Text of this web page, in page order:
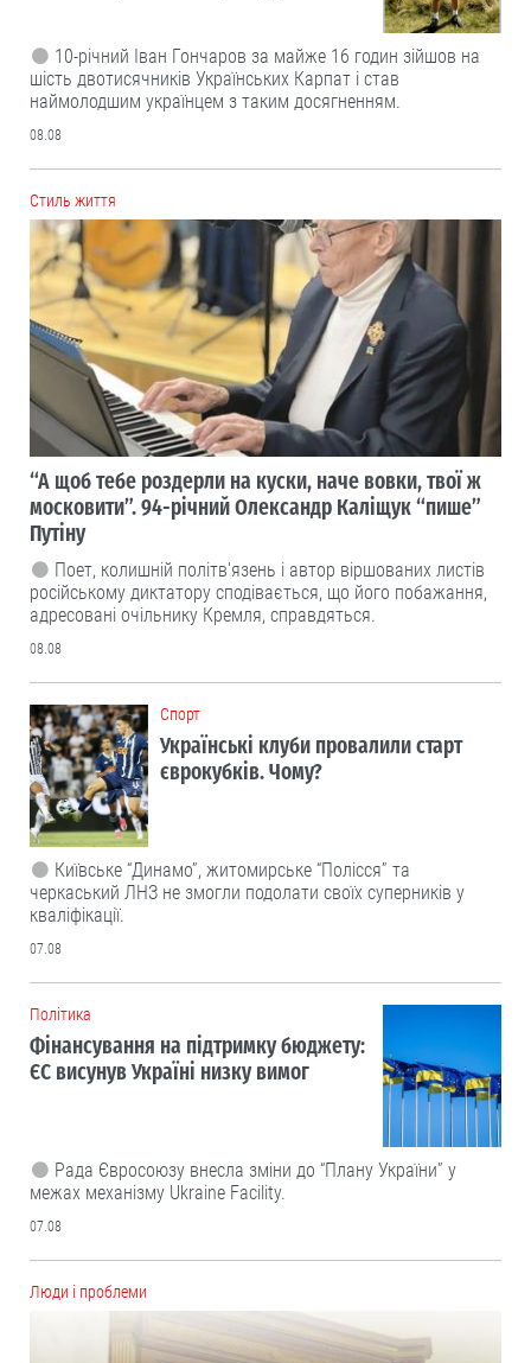
10-річний Іван Гончаров за майже 16 годин зійшов на
шість двотисячників Українських Карпат і став
наймолодшим українцем з таким досягненням.
08.08
Cтиль життя
“А щоб тебе роздерли на куски, наче вовки, твої ж
московити”. 94-річний Олександр Каліщук “пише”
Путіну
Поет, колишній політв'язень і автор віршованих листів
російському диктатору сподівається, що його побажання,
адресовані очільнику Кремля, справдяться.
08.08
Cпорт
Українські клуби провалили старт
єврокубків. Чому?
Київське “Динамо”, житомирське “Полісся” та
черкаський ЛНЗ не змогли подолати своїх суперників у
кваліфікації.
07.08
Політика
Фінансування на підтримку бюджету:
ЄС висунув Україні низку вимог
Рада Євросоюзу внесла зміни до “Плану України” у
межах механізму Ukraine Facility.
07.08
Люди і проблеми